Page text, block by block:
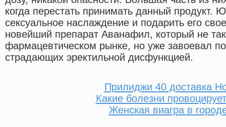
когда перестать принимать данный продукт.
сексуальное наслаждение и подарить его
новейший препарат Аванафил, который не
фармацевтическом рынке, но уже завоевал
страдающих эректильной дисфункцией.
Прилиджи 40 доставка
Какие болезни
Женская виагра в